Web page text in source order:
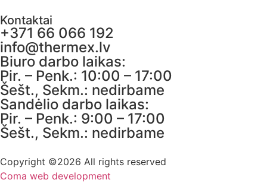
Kontaktai
+371 66 066 192
info@thermex.lv
Biuro darbo laikas:
Pir. – Penk.: 10:00 – 17:00
Šešt., Sekm.: nedirbame
Sandėlio darbo laikas:
Pir. – Penk.: 9:00 – 17:00
Šešt., Sekm.: nedirbame
Copyright ©2026 All rights reserved
Coma web development